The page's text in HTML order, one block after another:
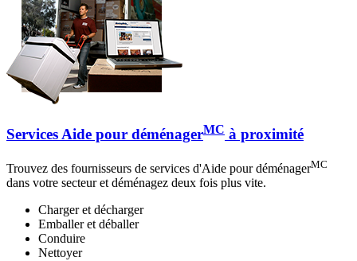
Services Aide pour déménagerMC à proximité
Trouvez des fournisseurs de services d'Aide pour déménagerMC
dans votre secteur et déménagez deux fois plus vite.
Charger et décharger
Emballer et déballer
Conduire
Nettoyer